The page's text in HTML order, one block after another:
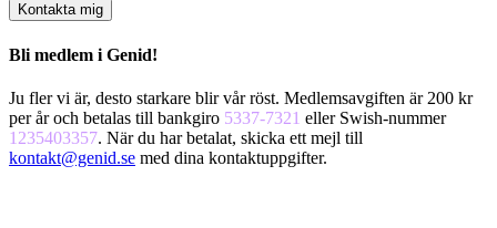
Kontakta mig
Bli medlem i Genid!
Ju fler vi är, desto starkare blir vår röst. Medlemsavgiften är 200 kr
per år och betalas till bankgiro 5337-7321 eller Swish-nummer
1235403357. När du har betalat, skicka ett mejl till
kontakt@genid.se med dina kontaktuppgifter.